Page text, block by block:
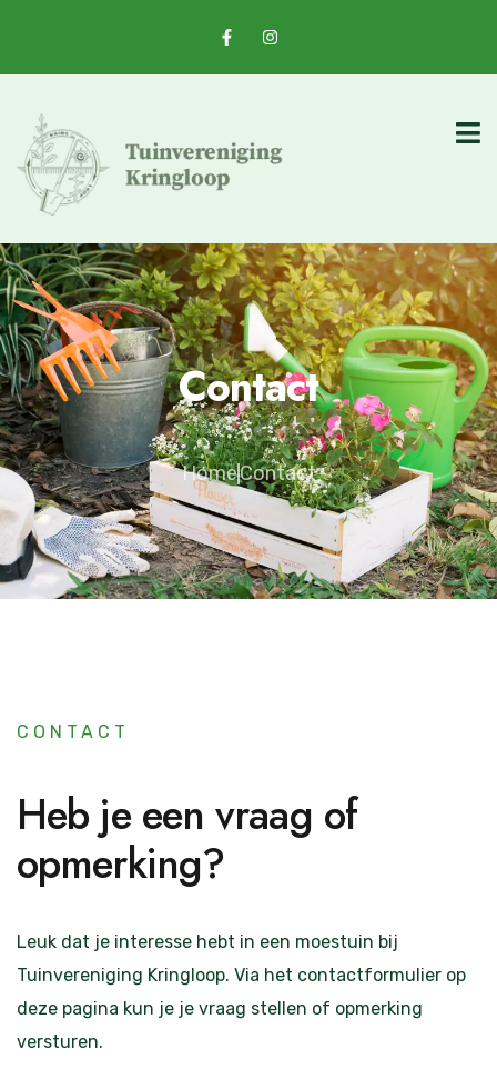
Contact
HomeContact
CONTACT
Heb je een vraag of
opmerking?
Leuk dat je interesse hebt in een moestuin bij
Tuinvereniging Kringloop. Via het contactformulier op
deze pagina kun je je vraag stellen of opmerking
versturen.